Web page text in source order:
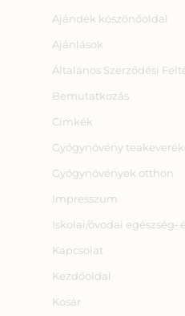
Ajándék köszönőoldal
Ajánlások
Általános Szerződési
Bemutatkozás
Címkék
Gyógynövény
Gyógynövények otthon
Impresszum
Iskolai/óvodai
Kapcsolat
Kezdőoldal
Kosár